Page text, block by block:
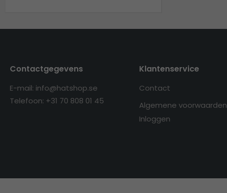
Contactgegevens
E-mail: info@hatshop.se
Telefoon: +31 70 808 01 45
Klantenservice
Contact
Algemene voorwaarden
Inloggen